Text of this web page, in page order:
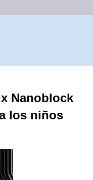
Nanoblock
los niños